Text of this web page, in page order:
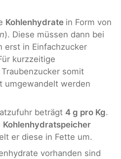
Kohlenhydrate in Form von
). Diese müssen dann bei
erst in Einfachzucker
kurzzeitige
somit
umgewandelt werden
beträgt 4 g pro Kg.
Kohlenhydratspeicher
er diese in Fette um.
vorhanden sind